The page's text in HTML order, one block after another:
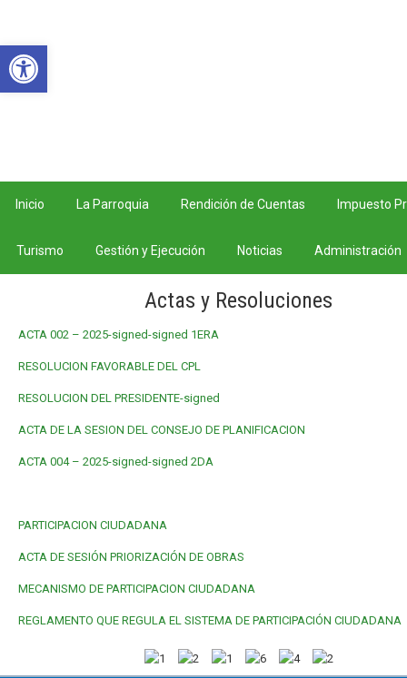
Inicio La Parroquia Rendición de Cuentas Impuesto
Turismo Gestión y Ejecución Noticias Administración
Actas y Resoluciones
ACTA 002 – 2025-signed-signed 1ERA
RESOLUCION FAVORABLE DEL CPL
RESOLUCION DEL PRESIDENTE-signed
ACTA DE LA SESION DEL CONSEJO DE PLANIFICACION
ACTA 004 – 2025-signed-signed 2DA
PARTICIPACION CIUDADANA
ACTA DE SESIÓN PRIORIZACIÓN DE OBRAS
MECANISMO DE PARTICIPACION CIUDADANA
REGLAMENTO QUE REGULA EL SISTEMA DE PARTICIPACIÓN CIUDADANA
Abrir barra de herramientas